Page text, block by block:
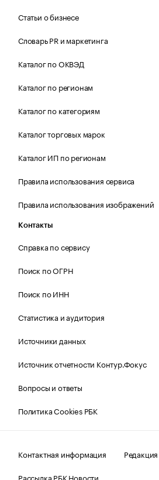
Статьи о бизнесе
Словарь PR и маркетинга
Каталог по ОКВЭД
Каталог по регионам
Каталог по категориям
Каталог торговых марок
Каталог ИП по регионам
Правила использования сервиса
Правила использования изображений
Контакты
Справка по сервису
Поиск по ОГРН
Поиск по ИНН
Статистика и аудитория
Источники данных
Источник отчетности Контур.Фокус
Вопросы и ответы
Политика Cookies РБК
Контактная информация
Редакция
Рассылка РБК Новости